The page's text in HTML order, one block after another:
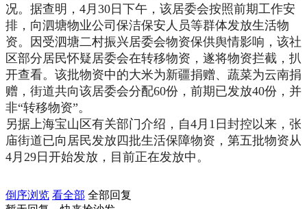
况。据查明，4月30日下午，该居委会按照前期工作安
排，向泗塘物业公司保洁保安人员等群体发放生活物
资。因受泗塘二村振兴居委会物资保供舆情影响，该社
区部分居民怀疑居委会在转移物资，遂将物资拦截，扒
开查看。该批物资中的大米为新疆捐赠、蔬菜为云南捐
赠，街道共向该居委会分配60份，前期已发放40份，并
非“转移物资”。
另据上海宝山区有关部门介绍，自4月1日封控以来，张
庙街道已向居民发放四批生活保障物资，第五批物资从
4月29日开始发放，目前正在发放中。
倒序浏览 看全部 全部回复